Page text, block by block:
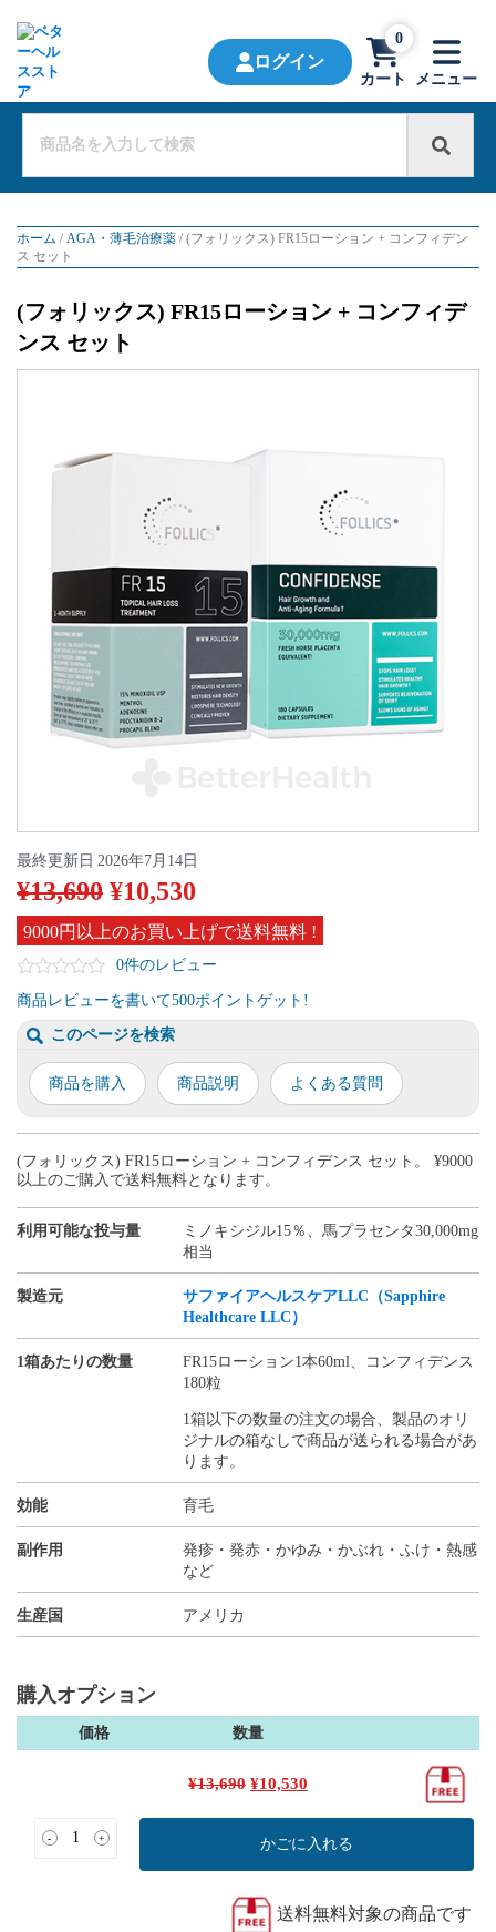
ログイン
カート
0
メニュー
ホーム /AGA・薄毛治療薬 / (フォリックス) FR15ローション + コンフィデン
ス セット
(フォリックス) FR15ローション + コンフィデ
ンス セット
¥13,690 ¥10,530
9000円以上のお買い上げで送料無料 !
最終更新日 2026年7月14日
0件のレビュー
商品レビューを書いて500ポイントゲット!
このページを検索
商品を購入 商品説明 よくある質問
(フォリックス) FR15ローション + コンフィデンス セット。 ¥9000
以上のご購入で送料無料となります。
利用可能な投与量
ミノキシジル15％、馬プラセンタ30,000mg
相当
製造元
サファイアヘルスケアLLC（Sapphire
Healthcare LLC）
1箱あたりの数量
FR15ローション1本60ml、コンフィデンス
180粒
1箱以下の数量の注文の場合、製品のオリ
ジナルの箱なしで商品が送られる場合があ
ります。
効能 育毛
副作用
発疹・発赤・かゆみ・かぶれ・ふけ・熱感
など
生産国 アメリカ
購入オプション
価格 数量
¥13,690 元
格
は
¥13,690
で
¥10,530
価
格
¥10,530
- + かごに入れる
送料無料対象の商品です